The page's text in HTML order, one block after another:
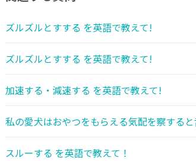
ズルズルとすする を英語で教えて!
ズルズルとすする を英語で教えて!
加速する・減速する を英語で教えて!
私の愛犬はおやつをもらえる気配を察する
スルーする を英語で教えて！